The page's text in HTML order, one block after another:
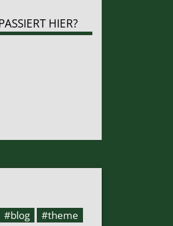
HIER?
#blog
#theme